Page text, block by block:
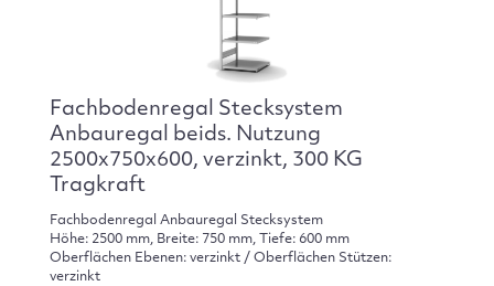
Fachbodenregal Stecksystem
Anbauregal beids. Nutzung
2500x750x600, verzinkt, 300 KG
Tragkraft
Fachbodenregal Anbauregal Stecksystem
Höhe: 2500 mm, Breite: 750 mm, Tiefe: 600 mm
Oberflächen Ebenen: verzinkt / Oberflächen Stützen:
verzinkt